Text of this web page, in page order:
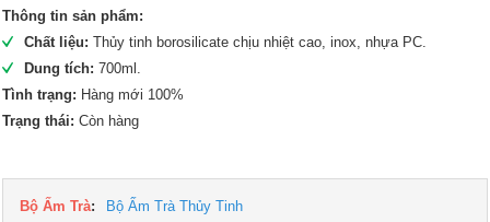
Thông tin sản phẩm:
Chất liệu:Thủy tinh borosilicate chịu nhiệt cao, inox, nhựa PC.
Dung tích: 700ml.
Tình trạng: Hàng mới 100%
Trạng thái:Còn hàng
Bộ Ấm Trà: Bộ Ấm Trà Thủy Tinh